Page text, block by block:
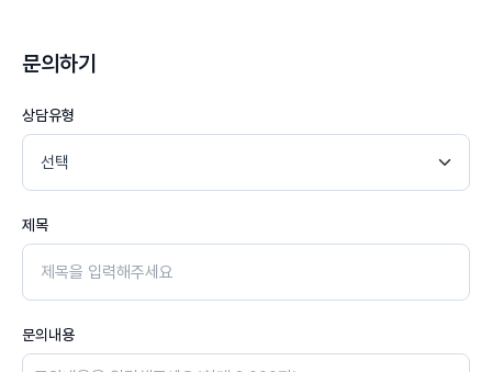
문의하기
상담유형
제목
문의내용